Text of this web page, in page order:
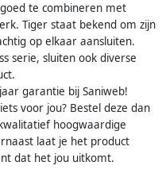
te combineren met
Tiger staat bekend om zijn
op elkaar aansluiten.
serie, sluiten ook diverse
garantie bij Saniweb!
voor jou? Bestel deze dan
hoogwaardige
laat je het product
dat het jou uitkomt.